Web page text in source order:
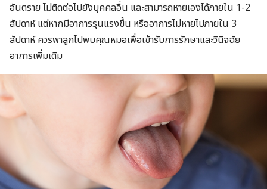
อันตราย ไม่ติดต่อไปยังบุคคลอื่น และสามารถหายเองได้ภายใน 1-2
สัปดาห์ แต่หากมีอาการรุนแรงขึ้น หรืออาการไม่หายไปภายใน 3
สัปดาห์ ควรพาลูกไปพบคุณหมอเพื่อเข้ารับการรักษาและวินิจฉัย
อาการเพิ่มเติม